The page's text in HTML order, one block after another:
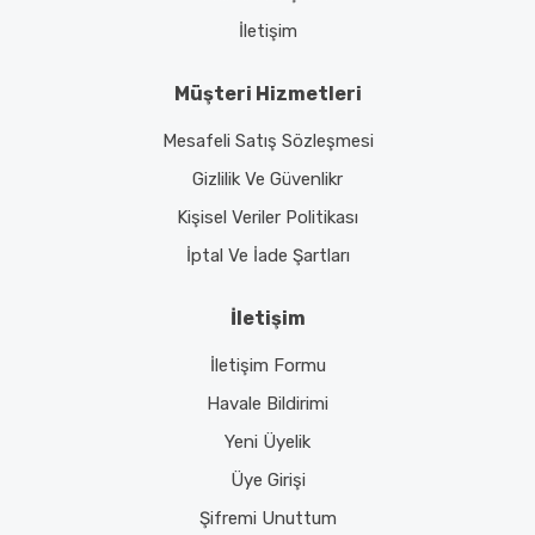
İletişim
Müşteri Hizmetleri
Mesafeli Satış Sözleşmesi
Gizlilik Ve Güvenlikr
Kişisel Veriler Politikası
İptal Ve İade Şartları
İletişim
İletişim Formu
Havale Bildirimi
Yeni Üyelik
Üye Girişi
Şifremi Unuttum